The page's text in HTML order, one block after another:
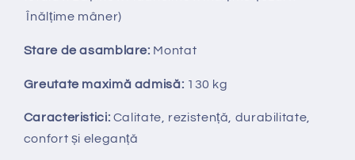
Înălțime mâner)
Stare de asamblare: Montat
Greutate maximă admisă: 130 kg
Caracteristici: Calitate, rezistență, durabilitate,
confort și eleganță